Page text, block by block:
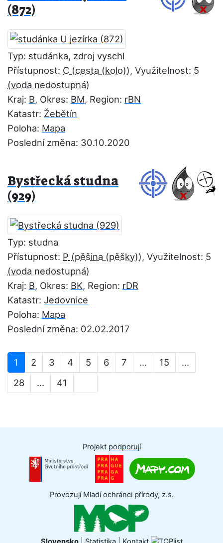
(872)
Typ: studánka, zdroj vyschl
Přístupnost: C , Využitelnost: 5
Kraj: B, Okres: BM, Region: rBN
Katastr: Žebětín
Poloha: Mapa
Poslední změna: 30.10.2020
Bystřecká studna
(929)
Typ: studna
Přístupnost: P , Využitelnost: 5
Kraj: B, Okres: BK, Region: rDR
Katastr: Jedovnice
Poloha: Mapa
Poslední změna: 02.02.2017
1 2 3 4 5 6 7 ... 15
...
28
... 41
Projekt podporují
Provozují Mladí ochránci přírody, z.s.